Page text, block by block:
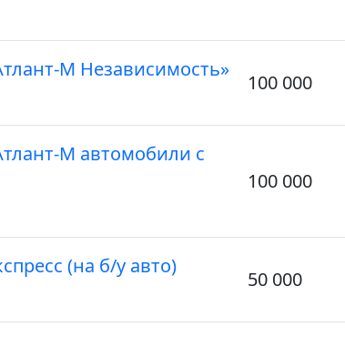
М Независимость»
100 000
М автомобили с
100 000
(на б/у авто)
50 000